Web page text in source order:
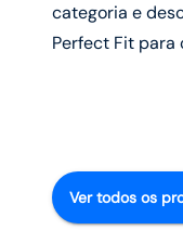
categoria e
Perfect Fit para
Ver todos os